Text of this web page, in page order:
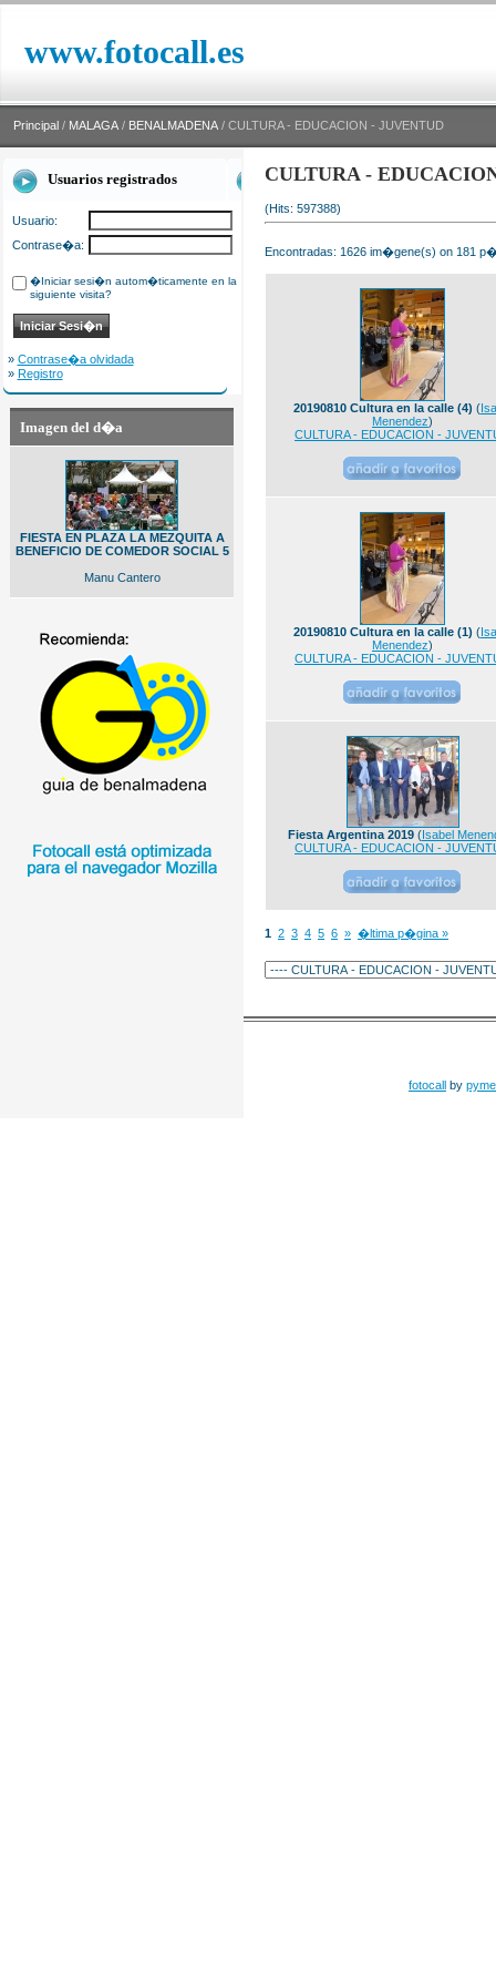
www.fotocall.es
Principal / MALAGA / BENALMADENA / CULTURA - EDUCACION - JUVENTUD
Usuarios registrados
Usuario:
Contrase�a:
�Iniciar sesi�n autom�ticamente en la
siguiente visita?
» Contrase�a olvidada
» Registro
Imagen del d�a
FIESTA EN PLAZA LA MEZQUITA A
BENEFICIO DE COMEDOR SOCIAL 5
Manu Cantero
CULTURA -
(Hits: 597388)
Encontradas: 1626 im�gene(s) on 181
20190810 Cultura en la calle (4) (
Menendez)
CULTURA - EDUCACION -
20190810 Cultura en la calle (1) (
Menendez)
CULTURA - EDUCACION -
Fiesta Argentina 2019(Isabel
CULTURA - EDUCACION -
1 2 3 4 5 6 » �ltima p�gina »
fotocall by